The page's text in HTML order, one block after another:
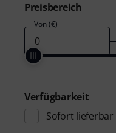
Preisbereich
Von (€)
Verfügbarkeit
Sofort lieferbar